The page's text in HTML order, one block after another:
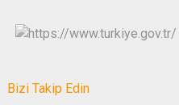
Bizi Takip Edin